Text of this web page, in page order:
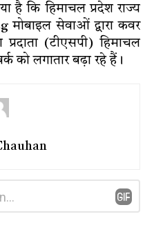
है कि हिमाचल प्रदेश राज्य
सेवाओं द्वारा कवर
(टीएसपी) हिमाचल
को लगातार बढ़ा रहे हैं।